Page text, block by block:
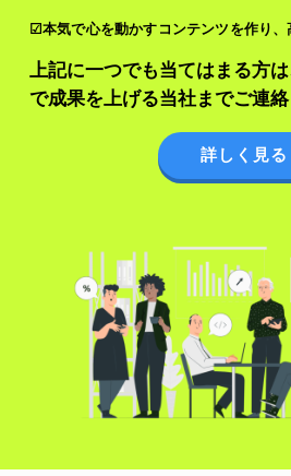
☑本気で心を動かすコンテンツを作り
上記に一つでも当てはまる方
で成果を上げる当社までご連絡
詳しく見る